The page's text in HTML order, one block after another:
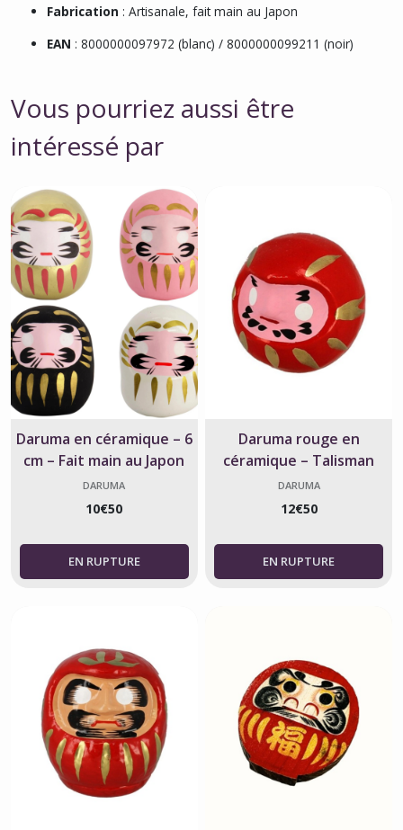
Fabrication : Artisanale, fait main au Japon
EAN : 8000000097972 (blanc) / 8000000099211 (noir)
Vous pourriez aussi être
intéressé par
Daruma en céramique – 6
cm – Fait main au Japon
DARUMA
10€50
Daruma rouge en
céramique – Talisman
porte-bonheur japonais
DARUMA
12€50